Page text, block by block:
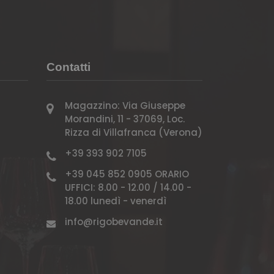
Contatti
Magazzino: Via Giuseppe
Morandini, 11 - 37069, Loc.
Rizza di Villafranca (Verona)
+39 393 902 7105
+39 045 852 0905 ORARIO
UFFICI: 8.00 - 12.00 / 14.00 -
18.00 lunedì - venerdì
info@rigobevande.it